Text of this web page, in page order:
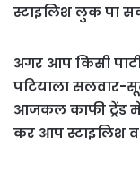
स्टाइलिश लुक पा
अगर आप किसी
पटियाला सलवार-
आजकल काफी ट्रेंड
कर आप स्टाइलिश व